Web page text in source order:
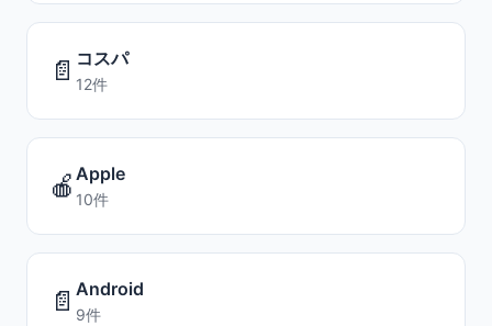
📄 コスパ
12件
🍎 Apple
10件
📄 Android
9件